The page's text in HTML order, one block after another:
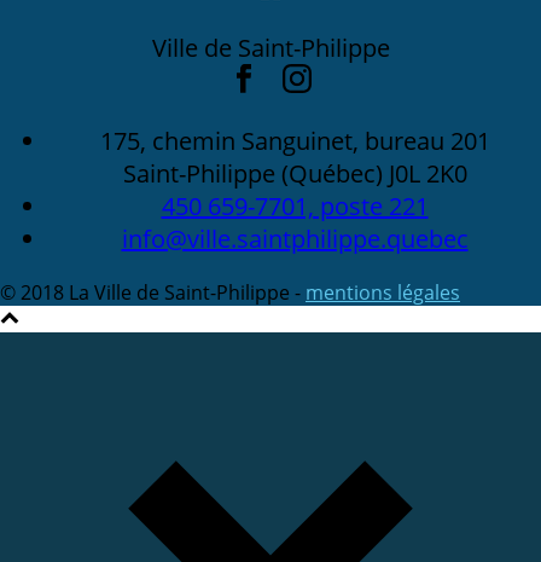
Ville de Saint-Philippe
175, chemin Sanguinet, bureau 201
Saint-Philippe (Québec) J0L 2K0
450 659-7701, poste 221
info@ville.saintphilippe.quebec
© 2018 La Ville de Saint-Philippe - mentions légales